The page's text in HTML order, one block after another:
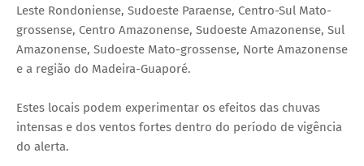
Leste Rondoniense, Sudoeste Paraense, Centro-Sul Mato-
grossense, Centro Amazonense, Sudoeste Amazonense, Sul
Amazonense, Sudoeste Mato-grossense, Norte Amazonense
e a região do Madeira-Guaporé.
Estes locais podem experimentar os efeitos das chuvas
intensas e dos ventos fortes dentro do período de vigência
do alerta.